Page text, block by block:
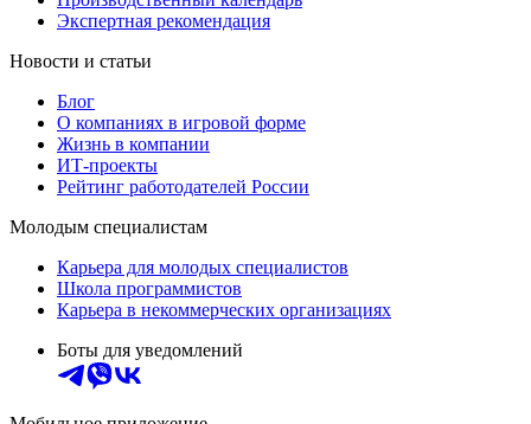
Экспертная рекомендация
Новости и статьи
Блог
О компаниях в игровой форме
Жизнь в компании
ИТ-проекты
Рейтинг работодателей России
Молодым специалистам
Карьера для молодых специалистов
Школа программистов
Карьера в некоммерческих организациях
Боты для уведомлений